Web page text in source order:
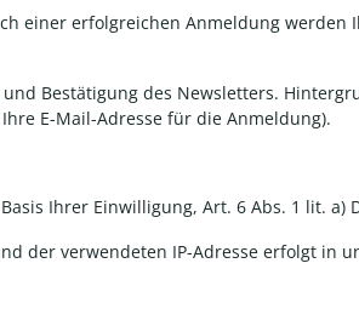
einer erfolgreichen Anmeldung werden
Bestätigung des Newsletters.
E-Mail-Adresse für die Anmeldung).
Ihrer Einwilligung, Art. 6 Abs. 1 lit. a)
der verwendeten IP-Adresse erfolgt in